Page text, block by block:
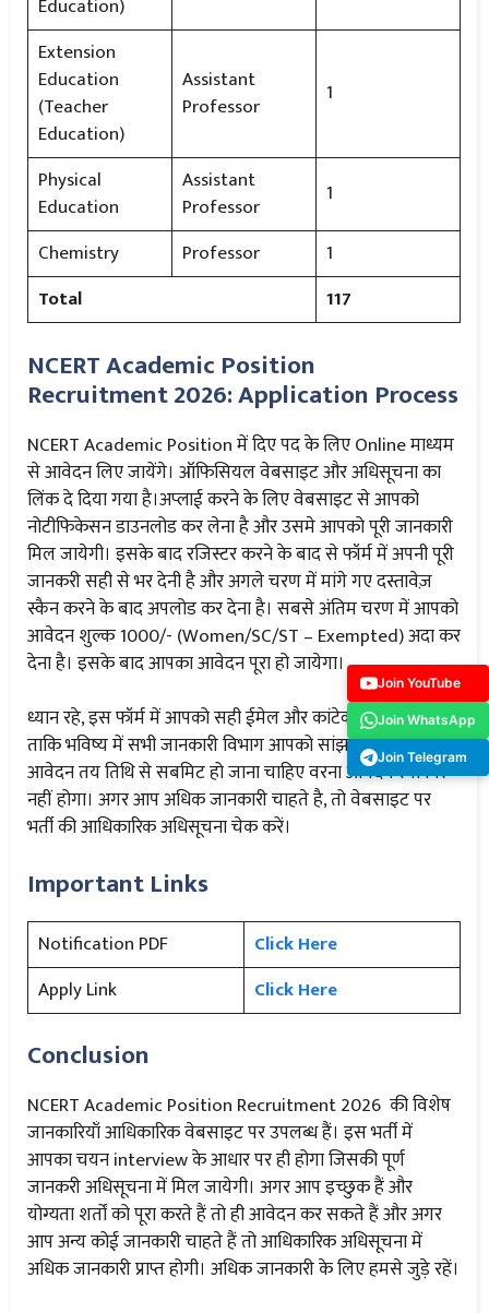
Education)
Extension
Education
(Teacher
Education)
Assistant
Professor
1
Physical
Education
Assistant
Professor
1
Chemistry
Professor
1
Total
117
NCERT Academic Position
Recruitment 2026: Application Process
NCERT Academic Position में दिए पद के लिए Online माध्यम
से आवेदन लिए जायेंगे। ऑफिसियल वेबसाइट और अधिसूचना का
लिंक दे दिया गया है।अप्लाई करने के लिए वेबसाइट से आपको
नोटीफिकेसन डाउनलोड कर लेना है और उसमे आपको पूरी जानकारी
मिल जायेगी। इसके बाद रजिस्टर करने के बाद से फॉर्म में अपनी पूरी
जानकरी सही से भर देनी है और अगले चरण में मांगे गए दस्तावेज़
स्कैन करने के बाद अपलोड कर देना है। सबसे अंतिम चरण में आपको
आवेदन शुल्क 1000/- (Women/SC/ST – Exempted) अदा कर
देना है। इसके बाद आपका आवेदन पूरा हो जायेगा।
ध्यान रहे, इस फॉर्म में आपको सही ईमेल और कांटेक्ट नंबर देना है
ताकि भविष्य में सभी जानकारी विभाग आपको सांझा कर सके। यह
आवेदन तय तिथि से सबमिट हो जाना चाहिए वरना आवेदन स्वीकार
नहीं होगा। अगर आप अधिक जानकारी चाहते है, तो वेबसाइट पर
भर्ती की आधिकारिक अधिसूचना चेक करें।
Important Links
Notification PDF
Click Here
Apply Link
Click Here
Conclusion
NCERT Academic Position Recruitment 2026 की विशेष
जानकारियाँ आधिकारिक वेबसाइट पर उपलब्ध हैं। इस भर्ती में
आपका चयन interview के आधार पर ही होगा जिसकी पूर्ण
जानकरी अधिसूचना में मिल जायेगी। अगर आप इच्छुक हैं और
योग्यता शर्तों को पूरा करते हैं तो ही आवेदन कर सकते हैं और अगर
आप अन्य कोई जानकारी चाहते हैं तो आधिकारिक अधिसूचना में
अधिक जानकारी प्राप्त होगी। अधिक जानकारी के लिए हमसे जुड़े रहें।
Join YouTube
Join WhatsApp
Join Telegram